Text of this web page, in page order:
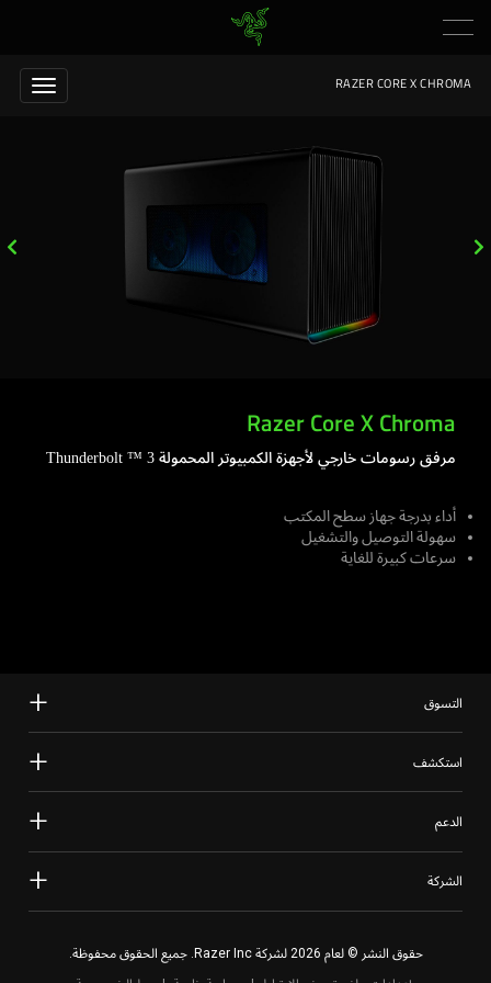
RAZER CORE X CHROMA
Razer Core X Chroma
مرفق رسومات خارجي لأجهزة الكمبيوتر المحمولة Thunderbolt ™ 3
أداء بدرجة جهاز سطح المكتب
سهولة التوصيل والتشغيل
سرعات كبيرة للغاية
التسوق
استكشف
الدعم
الشركة
حقوق النشر © لعام 2026 لشركة Razer Inc. جميع الحقوق محفوظة.